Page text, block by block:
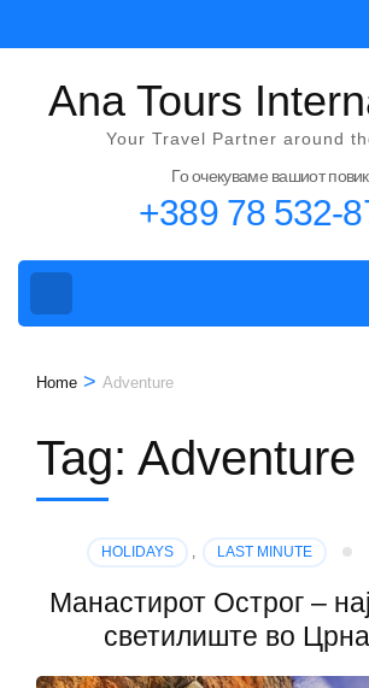
to
content
(PressAna Tours
Your Travel Partner around
Го очекуваме вашиот повик
+389 78 532-
Home > Adventure
Tag: Adventure
HOLIDAYS , LAST MINUTE
Манастирот Острог –
светилиште во